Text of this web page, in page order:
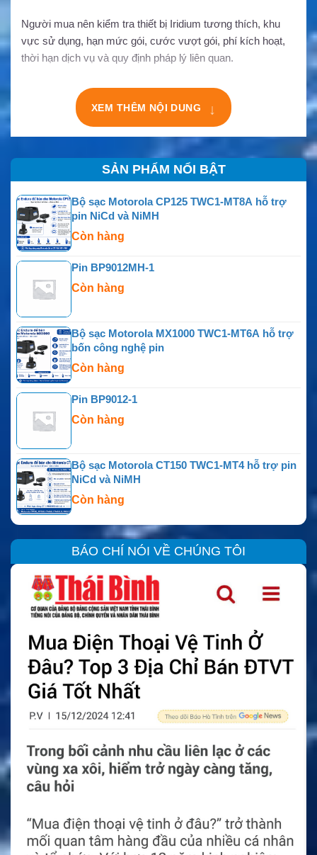
Người mua nên kiểm tra thiết bị Iridium tương thích, khu
vực sử dụng, hạn mức gói, cước vượt gói, phí kích hoạt,
thời hạn dịch vụ và quy định pháp lý liên quan.
XEM THÊM NỘI DUNG ↓
SẢN PHẨM NỔI BẬT
Bộ sạc Motorola CP125 TWC1-MT8A hỗ trợ
pin NiCd và NiMH
Còn hàng
Pin BP9012MH-1
Còn hàng
Bộ sạc Motorola MX1000 TWC1-MT6A hỗ trợ
bốn công nghệ pin
Còn hàng
Pin BP9012-1
Còn hàng
Bộ sạc Motorola CT150 TWC1-MT4 hỗ trợ pin
NiCd và NiMH
Còn hàng
BÁO CHÍ NÓI VỀ CHÚNG TÔI